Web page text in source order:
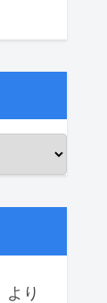
より